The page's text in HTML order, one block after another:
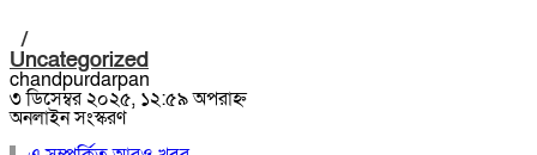
/
Uncategorized
chandpurdarpan
৩ ডিসেম্বর ২০২৫, ১২:৫৯ অপরাহ্ন
অনলাইন সংস্করণ